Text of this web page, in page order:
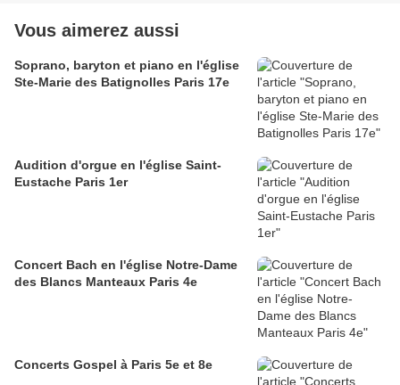
Vous aimerez aussi
Soprano, baryton et piano en l'église
Ste-Marie des Batignolles Paris 17e
Audition d'orgue en l'église Saint-
Eustache Paris 1er
Concert Bach en l'église Notre-Dame
des Blancs Manteaux Paris 4e
Concerts Gospel à Paris 5e et 8e